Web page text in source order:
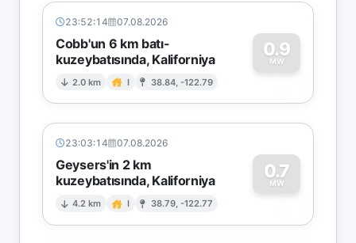
23:52:14 07.08.2026
Cobb'un 6 km batı-
kuzeybatısında, Kaliforniya
2.0 km I 38.84, -122.79
0.9
MW
0
23:03:14 07.08.2026
Geysers'in 2 km
kuzeybatısında, Kaliforniya
4.2 km I 38.79, -122.77
0.7
MW
0